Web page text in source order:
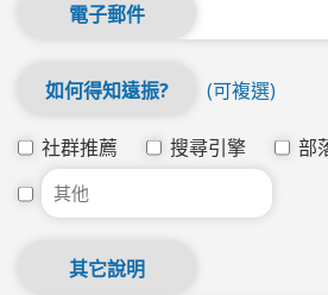
電子郵件
如何得知遠振? (可複選)
社群推薦 搜尋引擎 部
其它說明